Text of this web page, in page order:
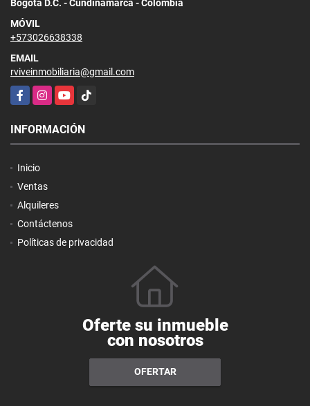
Bogotá D.C. - Cundinamarca - Colombia
MÓVIL
+573026638338
EMAIL
rviveinmobiliaria@gmail.com
FacebookInstagramYouTubeTikTok
INFORMACIÓN
Inicio
Ventas
Alquileres
Contáctenos
Políticas de privacidad
Oferte su inmueble
con nosotros
OFERTAR